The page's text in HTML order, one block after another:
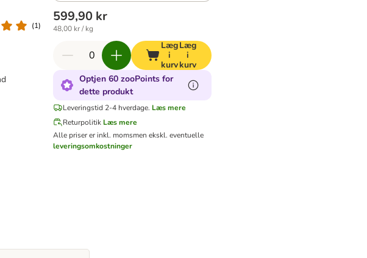
(1)
599,90 kr
48,00 kr / kg
Læg
i
kurv
Læg
i
kurv
Optjen 60 zooPoints for
dette produkt
Leveringstid 2-4 hverdage. Læs mere
Returpolitik Læs mere
Alle priser er inkl. momsmen ekskl. eventuelle
leveringsomkostninger